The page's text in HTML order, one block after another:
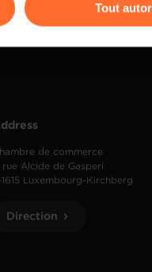
Tout
de commerce
rue Alcide de Gasperi
1615 Luxembourg-Kirchberg
Direction